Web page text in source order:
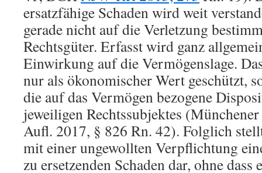
ersatzfähige Schaden wird weit
gerade nicht auf die Verletzung
Rechtsgüter. Erfasst wird ganz
Einwirkung auf die Vermögenslage.
nur als ökonomischer Wert geschützt,
die auf das Vermögen bezogene
jeweiligen Rechtssubjektes
Aufl. 2017, § 826 Rn. 42). Folglich
mit einer ungewollten Verpflichtung
zu ersetzenden Schaden dar, ohne dass